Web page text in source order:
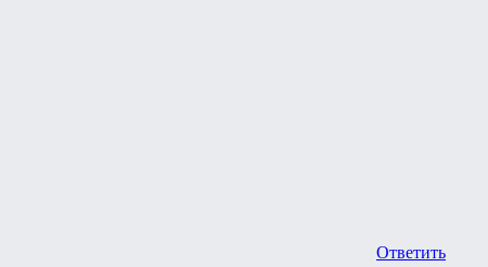
Ответить